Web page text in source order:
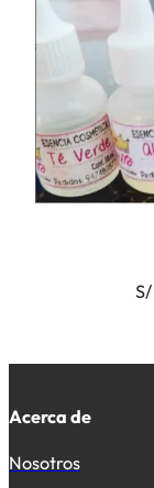
S/
Acerca de
Nosotros